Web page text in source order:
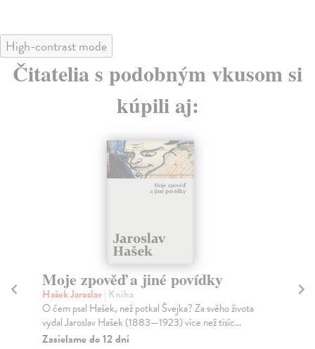
High-contrast mode
Čitatelia s podobným vkusom si
kúpili aj:
Moje zpověď a jiné povídky
Hašek Jaroslav| Kniha
O čem psal Hašek, než potkal Švejka? Za svého života
vydal Jaroslav Hašek (1883—1923) více než tisíc...
Zasielame do 12 dní